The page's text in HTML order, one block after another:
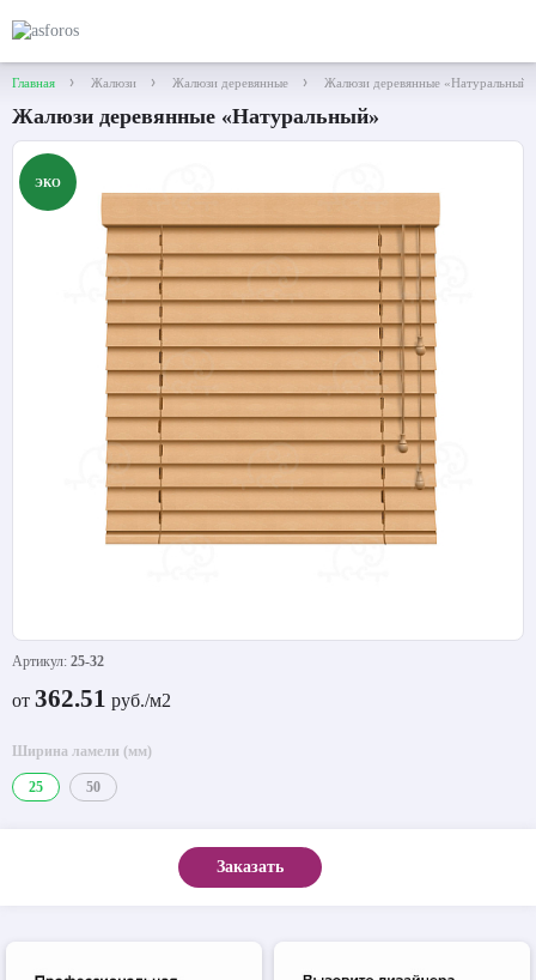
Главная Жалюзи Жалюзи деревянные Жалюзи деревянные «Натуральный»
Жалюзи деревянные «Натуральный»
ЭКО
Артикул: 25-32
от 362.51 руб./м2
Ширина ламели (мм)
25 50
Заказать